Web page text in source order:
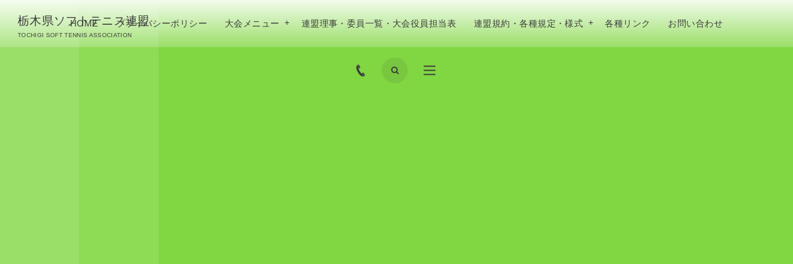
栃木県ソフトテニス連盟
TOCHIGI SOFT TENNIS ASSOCIATION
HOME プライバシーポリシー 大会メニュー 連盟理事・委員一覧・大会役員担当表 連盟規約・各種規定・様式 各種リンク お問い合わせ